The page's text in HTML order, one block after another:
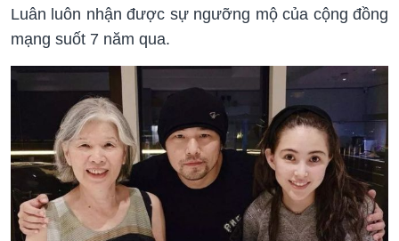
Luân luôn nhận được sự ngưỡng mộ của cộng đồng
mạng suốt 7 năm qua.